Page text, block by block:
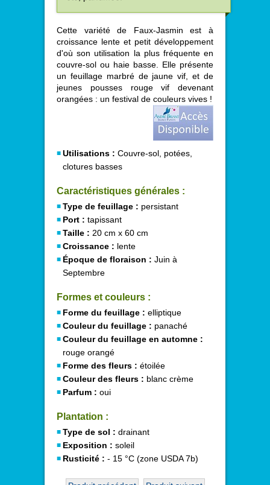
Cette variété de Faux-Jasmin est à
croissance lente et petit développement
d'où son utilisation la plus fréquente en
couvre-sol ou haie basse. Elle présente
un feuillage marbré de jaune vif, et de
jeunes pousses rouge vif devenant
orangées : un festival de couleurs vives !
Utilisations : Couvre-sol, potées,
clotures basses
Caractéristiques générales :
Type de feuillage : persistant
Port : tapissant
Taille : 20 cm x 60 cm
Croissance : lente
Époque de floraison : Juin à
Septembre
Formes et couleurs :
Forme du feuillage : elliptique
Couleur du feuillage : panaché
Couleur du feuillage en automne :
rouge orangé
Forme des fleurs : étoilée
Couleur des fleurs : blanc crème
Parfum : oui
Plantation :
Type de sol : drainant
Exposition : soleil
Rusticité : - 15 °C (zone USDA 7b)